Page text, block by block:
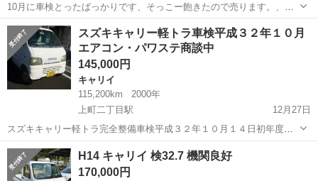
10月に車検とったばっかりです、そっこー飽きたので売ります。、
4mtのfrのボロです オイル漏れあり サビあり、外装ボロです 値引きあ
りです、今年の税金払い済みです
高知 高知市 キャリイ キャリー
スズキキャリー軽トラ車検平成３２年１０月
エアコン・パワステ商談中
145,000円
キャリイ
115,200km
2000年
上町二丁目駅
12月27日
スズキキャリー軽トラ完全整備車検平成３２年１０月１４日初年度登
録平成１２年です。費用はこれ以外かかりません。実車検分歓迎で
す。高知市上町にあります。シート少し破れ有ります。不具合は無く
馬力があります。タイヤおおよそ六分山です...
高知 高知市 上町二丁目駅 キャリイ キャリー
H14 キャリイ 検32.7 機関良好
170,000円